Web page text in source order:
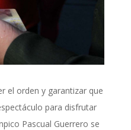
el orden y garantizar que
para disfrutar
Pascual Guerrero se